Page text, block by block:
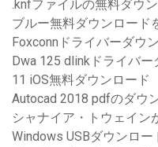
.knfファイルの無料ダウ
ブルー無料ダウンロード
Foxconnドライバーダウ
Dwa 125 dlinkドライバー
11 iOS無料ダウンロード
Autocad 2018 pdfのダウ
シャナイア・トウェイン
Windows USBダウンロー